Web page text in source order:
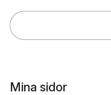
Mina sidor